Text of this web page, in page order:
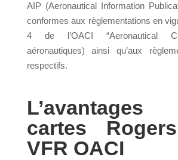
AIP (Aeronautical Information
conformes aux règlementations en
4 de l’OACI “Aeronautical
aéronautiques) ainsi qu’aux
respectifs.
cartes
VFR OACI